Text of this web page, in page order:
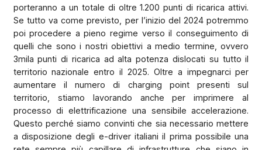
porteranno a un totale di oltre 1.200 punti di ricarica attivi.
Se tutto va come previsto, per l’inizio del 2024 potremmo
poi procedere a pieno regime verso il conseguimento di
quelli che sono i nostri obiettivi a medio termine, ovvero
3mila punti di ricarica ad alta potenza dislocati su tutto il
territorio nazionale entro il 2025. Oltre a impegnarci per
aumentare il numero di charging point presenti sul
territorio, stiamo lavorando anche per imprimere al
processo di elettrificazione una sensibile accelerazione.
Questo perché siamo convinti che sia necessario mettere
a disposizione degli e-driver italiani il prima possibile una